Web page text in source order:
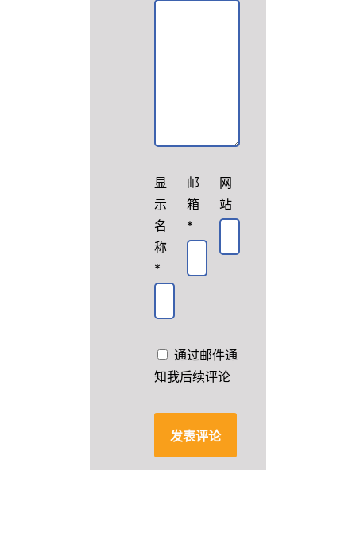
显
示
名
称
*
邮
箱
*
网
站
通过邮件通
知我后续评论